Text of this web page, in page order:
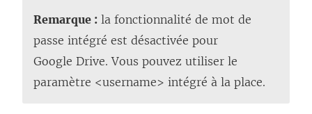
Remarque : la fonctionnalité de mot de
passe intégré est désactivée pour
Google Drive. Vous pouvez utiliser le
paramètre <username> intégré à la place.